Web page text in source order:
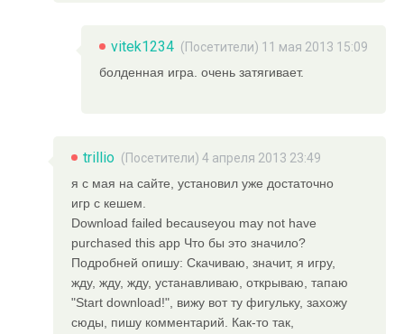
vitek1234 (Посетители) 11 мая 2013 15:09
болденная игра. очень затягивает.
trillio (Посетители) 4 апреля 2013 23:49
я с мая на сайте, установил уже достаточно
игр с кешем.
Download failed becauseyou may not have
purchased this app Что бы это значило?
Подробней опишу: Скачиваю, значит, я игру,
жду, жду, жду, устанавливаю, открываю, тапаю
"Start download!", вижу вот ту фигульку, захожу
сюды, пишу комментарий. Как-то так,